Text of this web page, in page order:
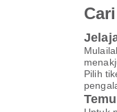
Pilih